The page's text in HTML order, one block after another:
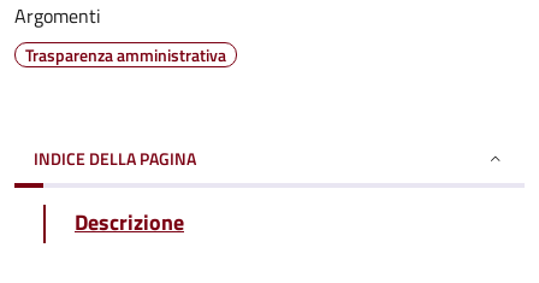
Argomenti
Trasparenza amministrativa
INDICE DELLA PAGINA
Descrizione